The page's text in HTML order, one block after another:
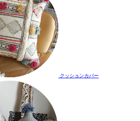
クッションカバー